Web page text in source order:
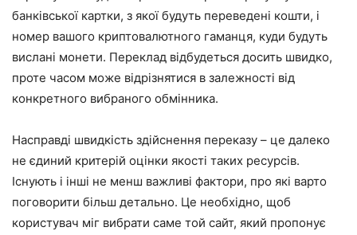
банківської картки, з якої будуть переведені кошти, і
номер вашого криптовалютного гаманця, куди будуть
вислані монети. Переклад відбудеться досить швидко,
проте часом може відрізнятися в залежності від
конкретного вибраного обмінника.
Насправді швидкість здійснення переказу – це далеко
не єдиний критерій оцінки якості таких ресурсів.
Існують і інші не менш важливі фактори, про які варто
поговорити більш детально. Це необхідно, щоб
користувач міг вибрати саме той сайт, який пропонує